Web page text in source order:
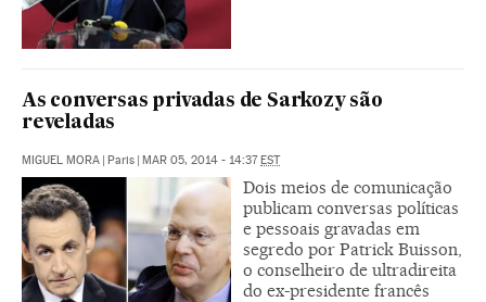
As conversas privadas de Sarkozy são
reveladas
MIGUEL MORA | Paris | MAR 05, 2014 - 14:37EST
Dois meios de comunicação
publicam conversas políticas
e pessoais gravadas em
segredo por Patrick Buisson,
o conselheiro de ultradireita
do ex-presidente francês